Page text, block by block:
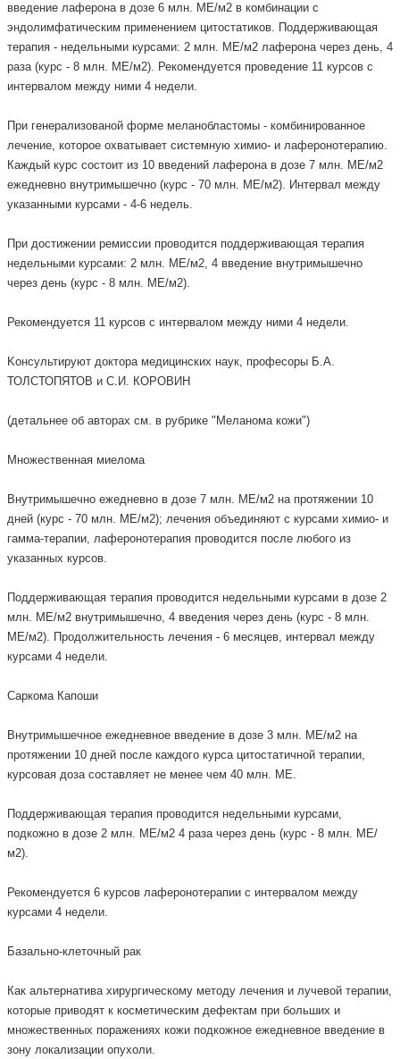
введение лаферона в дозе 6 млн. МЕ/м2 в комбинации с
эндолимфатическим применением цитостатиков. Поддерживающая
терапия - недельными курсами: 2 млн. МЕ/м2 лаферона через день, 4
раза (курс - 8 млн. МЕ/м2). Рекомендуется проведение 11 курсов с
интервалом между ними 4 недели.
При генерализованой форме меланобластомы - комбинированное
лечение, которое охватывает системную химио- и лаферонотерапию.
Каждый курс состоит из 10 введений лаферона в дозе 7 млн. МЕ/м2
ежедневно внутримышечно (курс - 70 млн. МЕ/м2). Интервал между
указанными курсами - 4-6 недель.
При достижении ремиссии проводится поддерживающая терапия
недельными курсами: 2 млн. МЕ/м2, 4 введение внутримышечно
через день (курс - 8 млн. МЕ/м2).
Рекомендуется 11 курсов с интервалом между ними 4 недели.
Kонсультируют доктора медицинских наук, професоры Б.А.
ТОЛСТОПЯТОВ и С.И. КОРОВИН
(детальнее об авторах см. в рубрике "Меланома кожи")
Множественная миелома
Внутримышечно ежедневно в дозе 7 млн. МЕ/м2 на протяжении 10
дней (курс - 70 млн. МЕ/м2); лечения объединяют с курсами химио- и
гамма-терапии, лаферонотерапия проводится после любого из
указанных курсов.
Поддерживающая терапия проводится недельными курсами в дозе 2
млн. МЕ/м2 внутримышечно, 4 введения через день (курс - 8 млн.
МЕ/м2). Продолжительность лечения - 6 месяцев, интервал между
курсами 4 недели.
Саркома Капоши
Внутримышечное ежедневное введение в дозе 3 млн. МЕ/м2 на
протяжении 10 дней после каждого курса цитостатичной терапии,
курсовая доза составляет не менее чем 40 млн. МЕ.
Поддерживающая терапия проводится недельными курсами,
подкожно в дозе 2 млн. МЕ/м2 4 раза через день (курс - 8 млн. МЕ/
м2).
Рекомендуется 6 курсов лаферонотерапии с интервалом между
курсами 4 недели.
Базально-клеточный рак
Как альтернатива хирургическому методу лечения и лучевой терапии,
которые приводят к косметическим дефектам при больших и
множественных поражениях кожи подкожное ежедневное введение в
зону локализации опухоли.